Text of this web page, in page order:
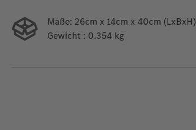
Maße: 26cm x 14cm x 40cm (LxBxH)
Gewicht : 0.354 kg